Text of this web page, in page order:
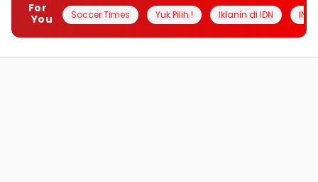
For
You
Soccer Times Yuk Pilih ! Iklanin di IDN